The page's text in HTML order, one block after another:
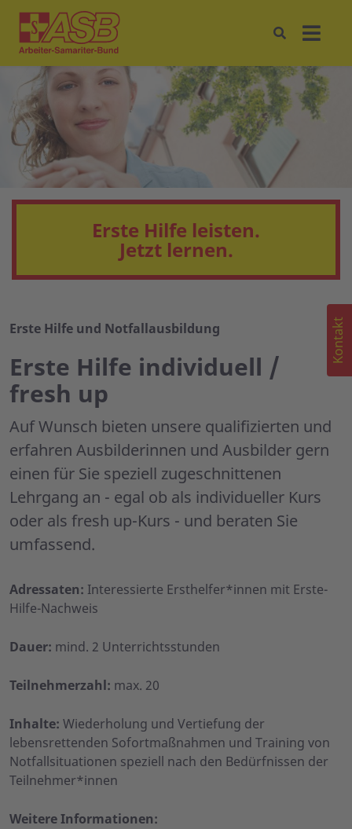
Erste Hilfe leisten.
Jetzt lernen.
Erste Hilfe und Notfallausbildung
Erste Hilfe individuell /
fresh up
Auf Wunsch bieten unsere qualifizierten und
erfahren Ausbilderinnen und Ausbilder gern
einen für Sie speziell zugeschnittenen
Lehrgang an - egal ob als individueller Kurs
oder als fresh up-Kurs - und beraten Sie
umfassend.
Adressaten: Interessierte Ersthelfer*innen mit Erste-
Hilfe-Nachweis
Dauer: mind. 2 Unterrichtsstunden
Teilnehmerzahl: max. 20
Inhalte: Wiederholung und Vertiefung der
lebensrettenden Sofortmaßnahmen und Training von
Notfallsituationen speziell nach den Bedürfnissen der
Teilnehmer*innen
Weitere Informationen:
Kontakt